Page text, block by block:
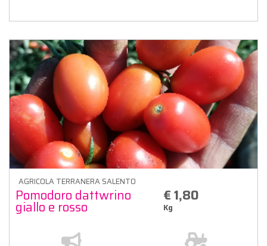
AGRICOLA TERRANERA SALENTO
Pomodoro dattwrino
giallo e rosso
€ 1,80
Kg